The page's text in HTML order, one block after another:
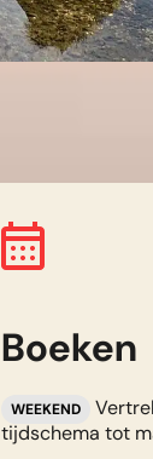
Boeken
WEEKEND
tijdschema tot